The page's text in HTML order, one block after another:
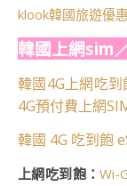
klook韓國旅遊優
韓國上網sim
韓國4G上網吃到
4G預付費上網
韓國 4G 吃到飽
上網吃到飽：Wi-